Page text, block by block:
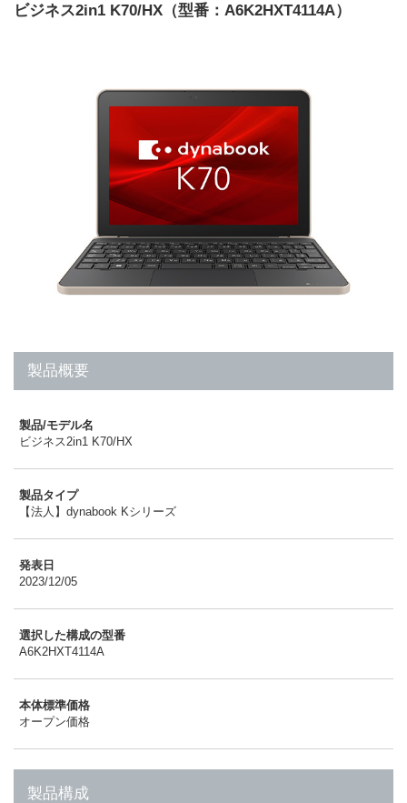
ビジネス2in1 K70/HX（型番：A6K2HXT4114A）
製品概要
製品/モデル名
ビジネス2in1 K70/HX
製品タイプ
【法人】dynabook Kシリーズ
発表日
2023/12/05
選択した構成の型番
A6K2HXT4114A
本体標準価格
オープン価格
製品構成